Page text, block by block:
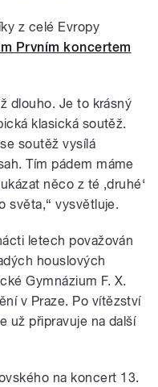
z celé Evropy
Prvním koncertem
dlouho. Je to krásný
klasická soutěž.
soutěž vysílá
Tím pádem máme
něco z té ‚druhé‘
světa,“ vysvětluje.
letech považován
houslových
Gymnázium F. X.
v Praze. Po vítězství
už připravuje na další
na koncert 13.